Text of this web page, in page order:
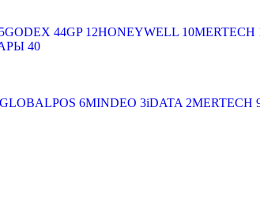
5GODEX 44GP12HONEYWELL 10MERTECH
40
GLOBALPOS 6MINDEO 3iDATA 2MERTECH